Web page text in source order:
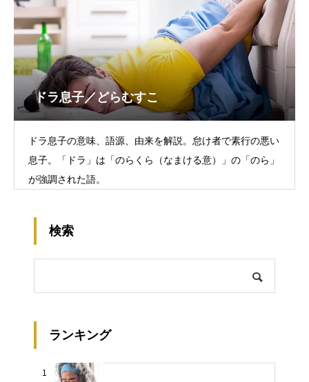
ドラ息子／どらむすこ
ドラ息子の意味、語源、由来を解説。怠け者で素行の悪い
息子。「ドラ」は「のらくら（なまける意）」の「のら」
が強調された語。
検索
ランキング
1